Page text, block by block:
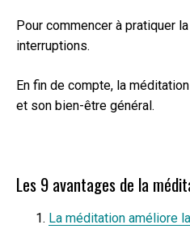
Pour commencer à pratiquer
interruptions.
En fin de compte, la
et son bien-être général.
Les 9 avantages de la
La méditation améliore